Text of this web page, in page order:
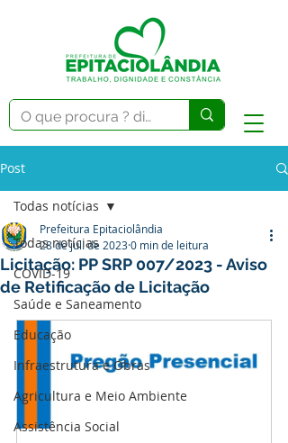
Post
Todas notícias
COVID-19
Saúde e Saneamento
Educação
Infraestrutura e Obras
Agricultura e Meio Ambiente
Assistência Social
Todas notícias
Licitação: PP SRP 007/2023 - Aviso
de Retificação de Licitação
Prefeitura Epitaciolândia
28 de jul. de 20230 min de leitura